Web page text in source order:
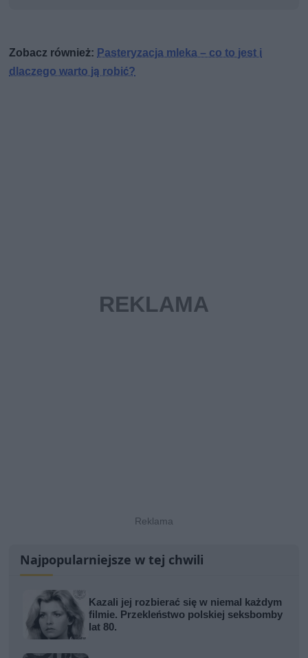
Zobacz również: Pasteryzacja mleka – co to jest i
dlaczego warto ją robić?
Najpopularniejsze w tej chwili
Kazali jej rozbierać się w niemal każdym
filmie. Przekleństwo polskiej seksbomby
lat 80.